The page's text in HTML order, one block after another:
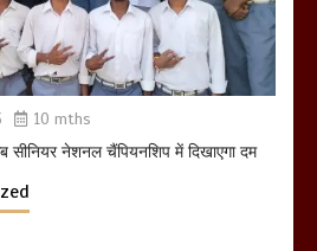
March 11, 2025
10 mths
सीनियर नेशनल चैंपियनशिप में दिखाएगा दम